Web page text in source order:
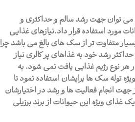
می توان جهت رشد سالم و حداکثری و
مورد استفاده قرار داد.نیازهای غذایی
متفاوت تر از سگ های بالغ می باشد چرا
رشد خود به غذاهای پر کالری نیاز
هر نوع رژیم غذایی یافت نمی شود. به
توله سگ ها برایشان استفاده نمود تا
جهت انجام فعالیت ها و رشد در اختیارشان
غذای ویژه این حیوانات از برند برزیلی